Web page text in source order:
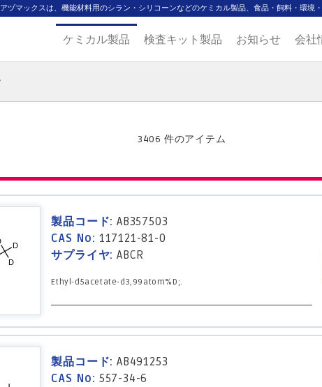
アヅマックスは、機能材料用のシラン・シリコーンなどのケミカル製品、食品・飼料・環境
ケミカル製品 検査キット製品 お知らせ 会社
3406 件のアイテム
製品コード: AB357503
CAS No: 117121-81-0
サプライヤ: ABCR
Ethyl-d5acetate-d3,99atom%D;.
製品コード: AB491253
CAS No: 557-34-6